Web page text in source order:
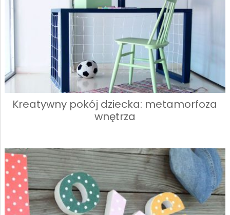
Kreatywny pokój dziecka: metamorfoza
wnętrza